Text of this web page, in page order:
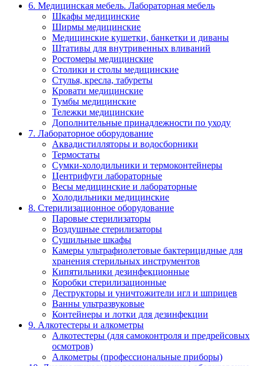
6. Медицинская мебель. Лабораторная мебель
Шкафы медицинские
Ширмы медицинские
Медицинские кушетки, банкетки и диваны
Штативы для внутривенных вливаний
Ростомеры медицинские
Столики и столы медицинские
Стулья, кресла, табуреты
Кровати медицинские
Тумбы медицинские
Тележки медицинские
Дополнительные принадлежности по уходу
7. Лабораторное оборудование
Аквадистилляторы и водосборники
Термостаты
Сумки-холодильники и термоконтейнеры
Центрифуги лабораторные
Весы медицинские и лабораторные
Холодильники медицинские
8. Стерилизационное оборудование
Паровые стерилизаторы
Воздушные стерилизаторы
Сушильные шкафы
Камеры ультрафиолетовые бактерицидные для
хранения стерильных инструментов
Кипятильники дезинфекционные
Коробки стерилизационные
Деструкторы и уничтожители игл и шприцев
Ванны ультразвуковые
Контейнеры и лотки для дезинфекции
9. Алкотестеры и алкометры
Алкотестеры (для самоконтроля и предрейсовых
осмотров)
Алкометры (профессиональные приборы)